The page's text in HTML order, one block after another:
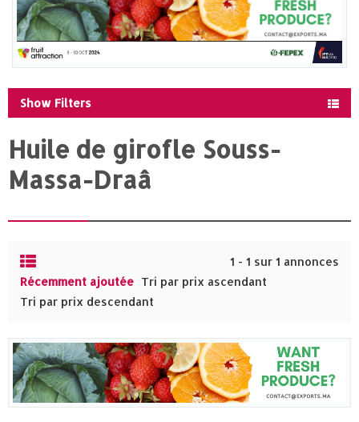
Show Filters
Huile de girofle Souss-
Massa-Draâ
1 - 1 sur 1 annonces
Récemment ajoutée Tri par prix ascendant
Tri par prix descendant